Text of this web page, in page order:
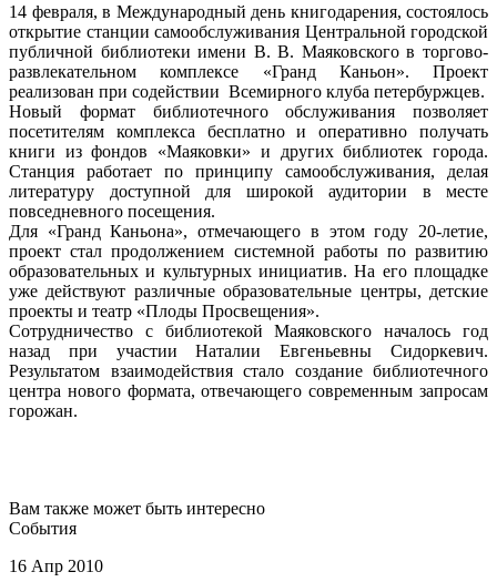
14 февраля, в Международный день книгодарения, состоялось
открытие станции самообслуживания Центральной городской
публичной библиотеки имени В. В. Маяковского в торгово-
развлекательном комплексе «Гранд Каньон». Проект
реализован при содействии Всемирного клуба петербуржцев.
Новый формат библиотечного обслуживания позволяет
посетителям комплекса бесплатно и оперативно получать
книги из фондов «Маяковки» и других библиотек города.
Станция работает по принципу самообслуживания, делая
литературу доступной для широкой аудитории в месте
повседневного посещения.
Для «Гранд Каньона», отмечающего в этом году 20-летие,
проект стал продолжением системной работы по развитию
образовательных и культурных инициатив. На его площадке
уже действуют различные образовательные центры, детские
проекты и театр «Плоды Просвещения».
Сотрудничество с библиотекой Маяковского началось год
назад при участии Наталии Евгеньевны Сидоркевич.
Результатом взаимодействия стало создание библиотечного
центра нового формата, отвечающего современным запросам
горожан.
Вам также может быть интересно
События
16 Апр 2010